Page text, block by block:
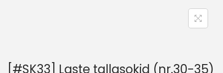
[#SK33] Laste tallasokid (nr.30-35)